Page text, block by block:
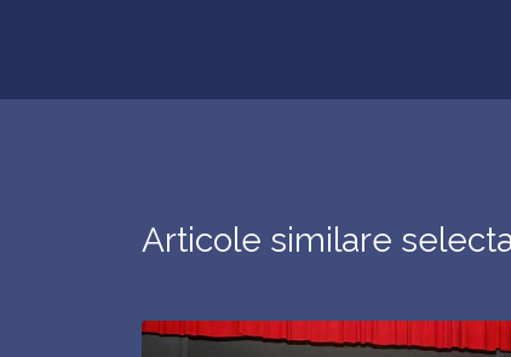
Articole similare